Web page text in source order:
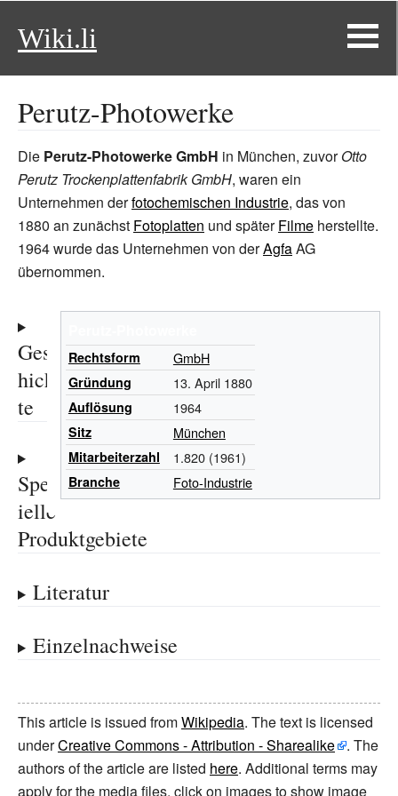
Wiki.li
Perutz-Photowerke
Die Perutz-Photowerke GmbH in München, zuvorOtto
Perutz Trockenplattenfabrik GmbH, waren ein
Unternehmen derfotochemischen Industrie, das von
1880 an zunächst Fotoplatten und späterFilme herstellte.
1964 wurde das Unternehmen von derAgfaAG
übernommen.
Rechtsform GmbH
Gründung 13. April 1880
Auflösung 1964
Sitz München
Mitarbeiterzahl 1.820 (1961)
Branche Foto-Industrie
Gesc
hich
te
Spez
ielle
Produktgebiete
Literatur
Einzelnachweise
This article is issued fromWikipedia. The text is licensed
underCreative Commons - Attribution - Sharealike
. The
authors of the article are listed here. Additional terms may
apply for the media files, click on images to show image